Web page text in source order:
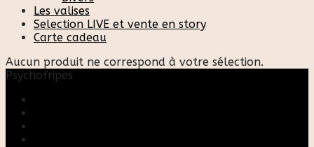
Les valises
Selection LIVE et vente en story
Carte cadeau
Aucun produit ne correspond à votre sélection.
Psychofripes